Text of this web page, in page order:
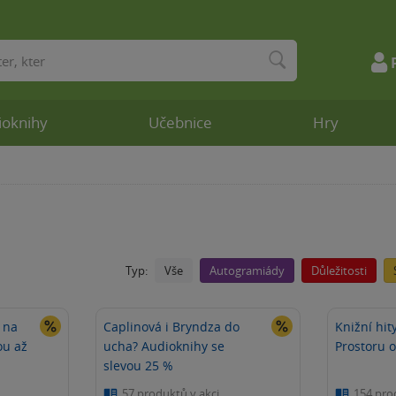
Typ: Vše Autogramiády Důležitosti
až
Caplinová i Bryndza do
ucha? Audioknihy se
slevou 25 %
Knižní
Prostoru
Učebnice Hry